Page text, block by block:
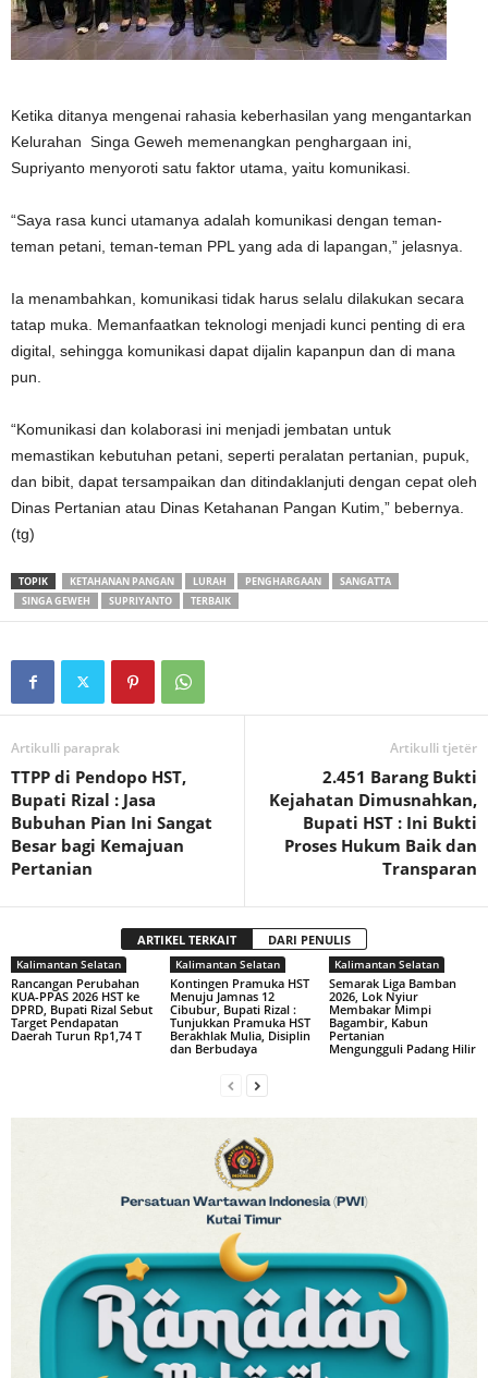
Ketika ditanya mengenai rahasia keberhasilan yang mengantarkan
Kelurahan Singa Geweh memenangkan penghargaan ini,
Supriyanto menyoroti satu faktor utama, yaitu komunikasi.
“Saya rasa kunci utamanya adalah komunikasi dengan teman-
teman petani, teman-teman PPL yang ada di lapangan,” jelasnya.
Ia menambahkan, komunikasi tidak harus selalu dilakukan secara
tatap muka. Memanfaatkan teknologi menjadi kunci penting di era
digital, sehingga komunikasi dapat dijalin kapanpun dan di mana
pun.
“Komunikasi dan kolaborasi ini menjadi jembatan untuk
memastikan kebutuhan petani, seperti peralatan pertanian, pupuk,
dan bibit, dapat tersampaikan dan ditindaklanjuti dengan cepat oleh
Dinas Pertanian atau Dinas Ketahanan Pangan Kutim,” bebernya.
(tg)
TOPIK KETAHANAN PANGAN LURAH PENGHARGAAN
SANGATTA
SINGA GEWEH
SUPRIYANTO TERBAIK
Artikulli paraprak
TTPP di Pendopo HST,
Bupati Rizal : Jasa
Bubuhan Pian Ini Sangat
Besar bagi Kemajuan
Pertanian
Artikulli tjetër
2.451 Barang Bukti
Kejahatan Dimusnahkan,
Bupati HST : Ini Bukti
Proses Hukum Baik dan
Transparan
ARTIKEL TERKAIT DARI PENULIS
Kalimantan Selatan
Rancangan Perubahan
KUA-PPAS ‎2026 HST ke
DPRD, Bupati Rizal ‎Sebut
Target Pendapatan
Daerah ‎Turun Rp1,74 T
Kalimantan Selatan
Kontingen Pramuka HST
Menuju ‎Jamnas 12
Cibubur, Bupati Rizal :
‎Tunjukkan Pramuka HST
Berakhlak ‎Mulia, Disiplin
dan Berbudaya
Kalimantan Selatan
Semarak Liga Bamban
2026,‎ Lok Nyiur
Membakar Mimpi
‎Bagambir, Kabun
Pertanian
‎Mengungguli Padang Hilir